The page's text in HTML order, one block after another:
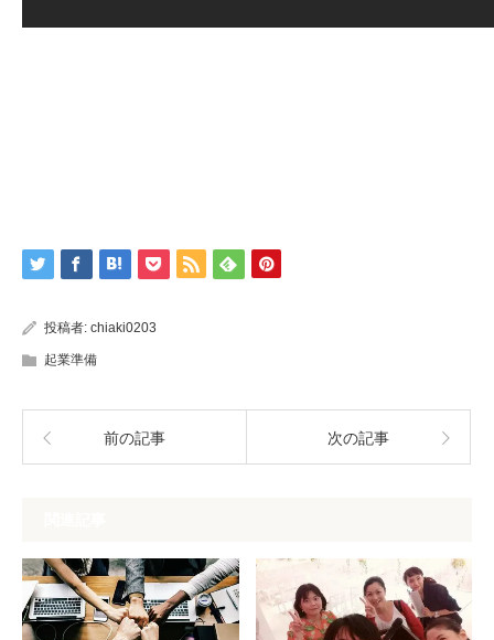
投稿者: chiaki0203
起業準備
前の記事 次の記事